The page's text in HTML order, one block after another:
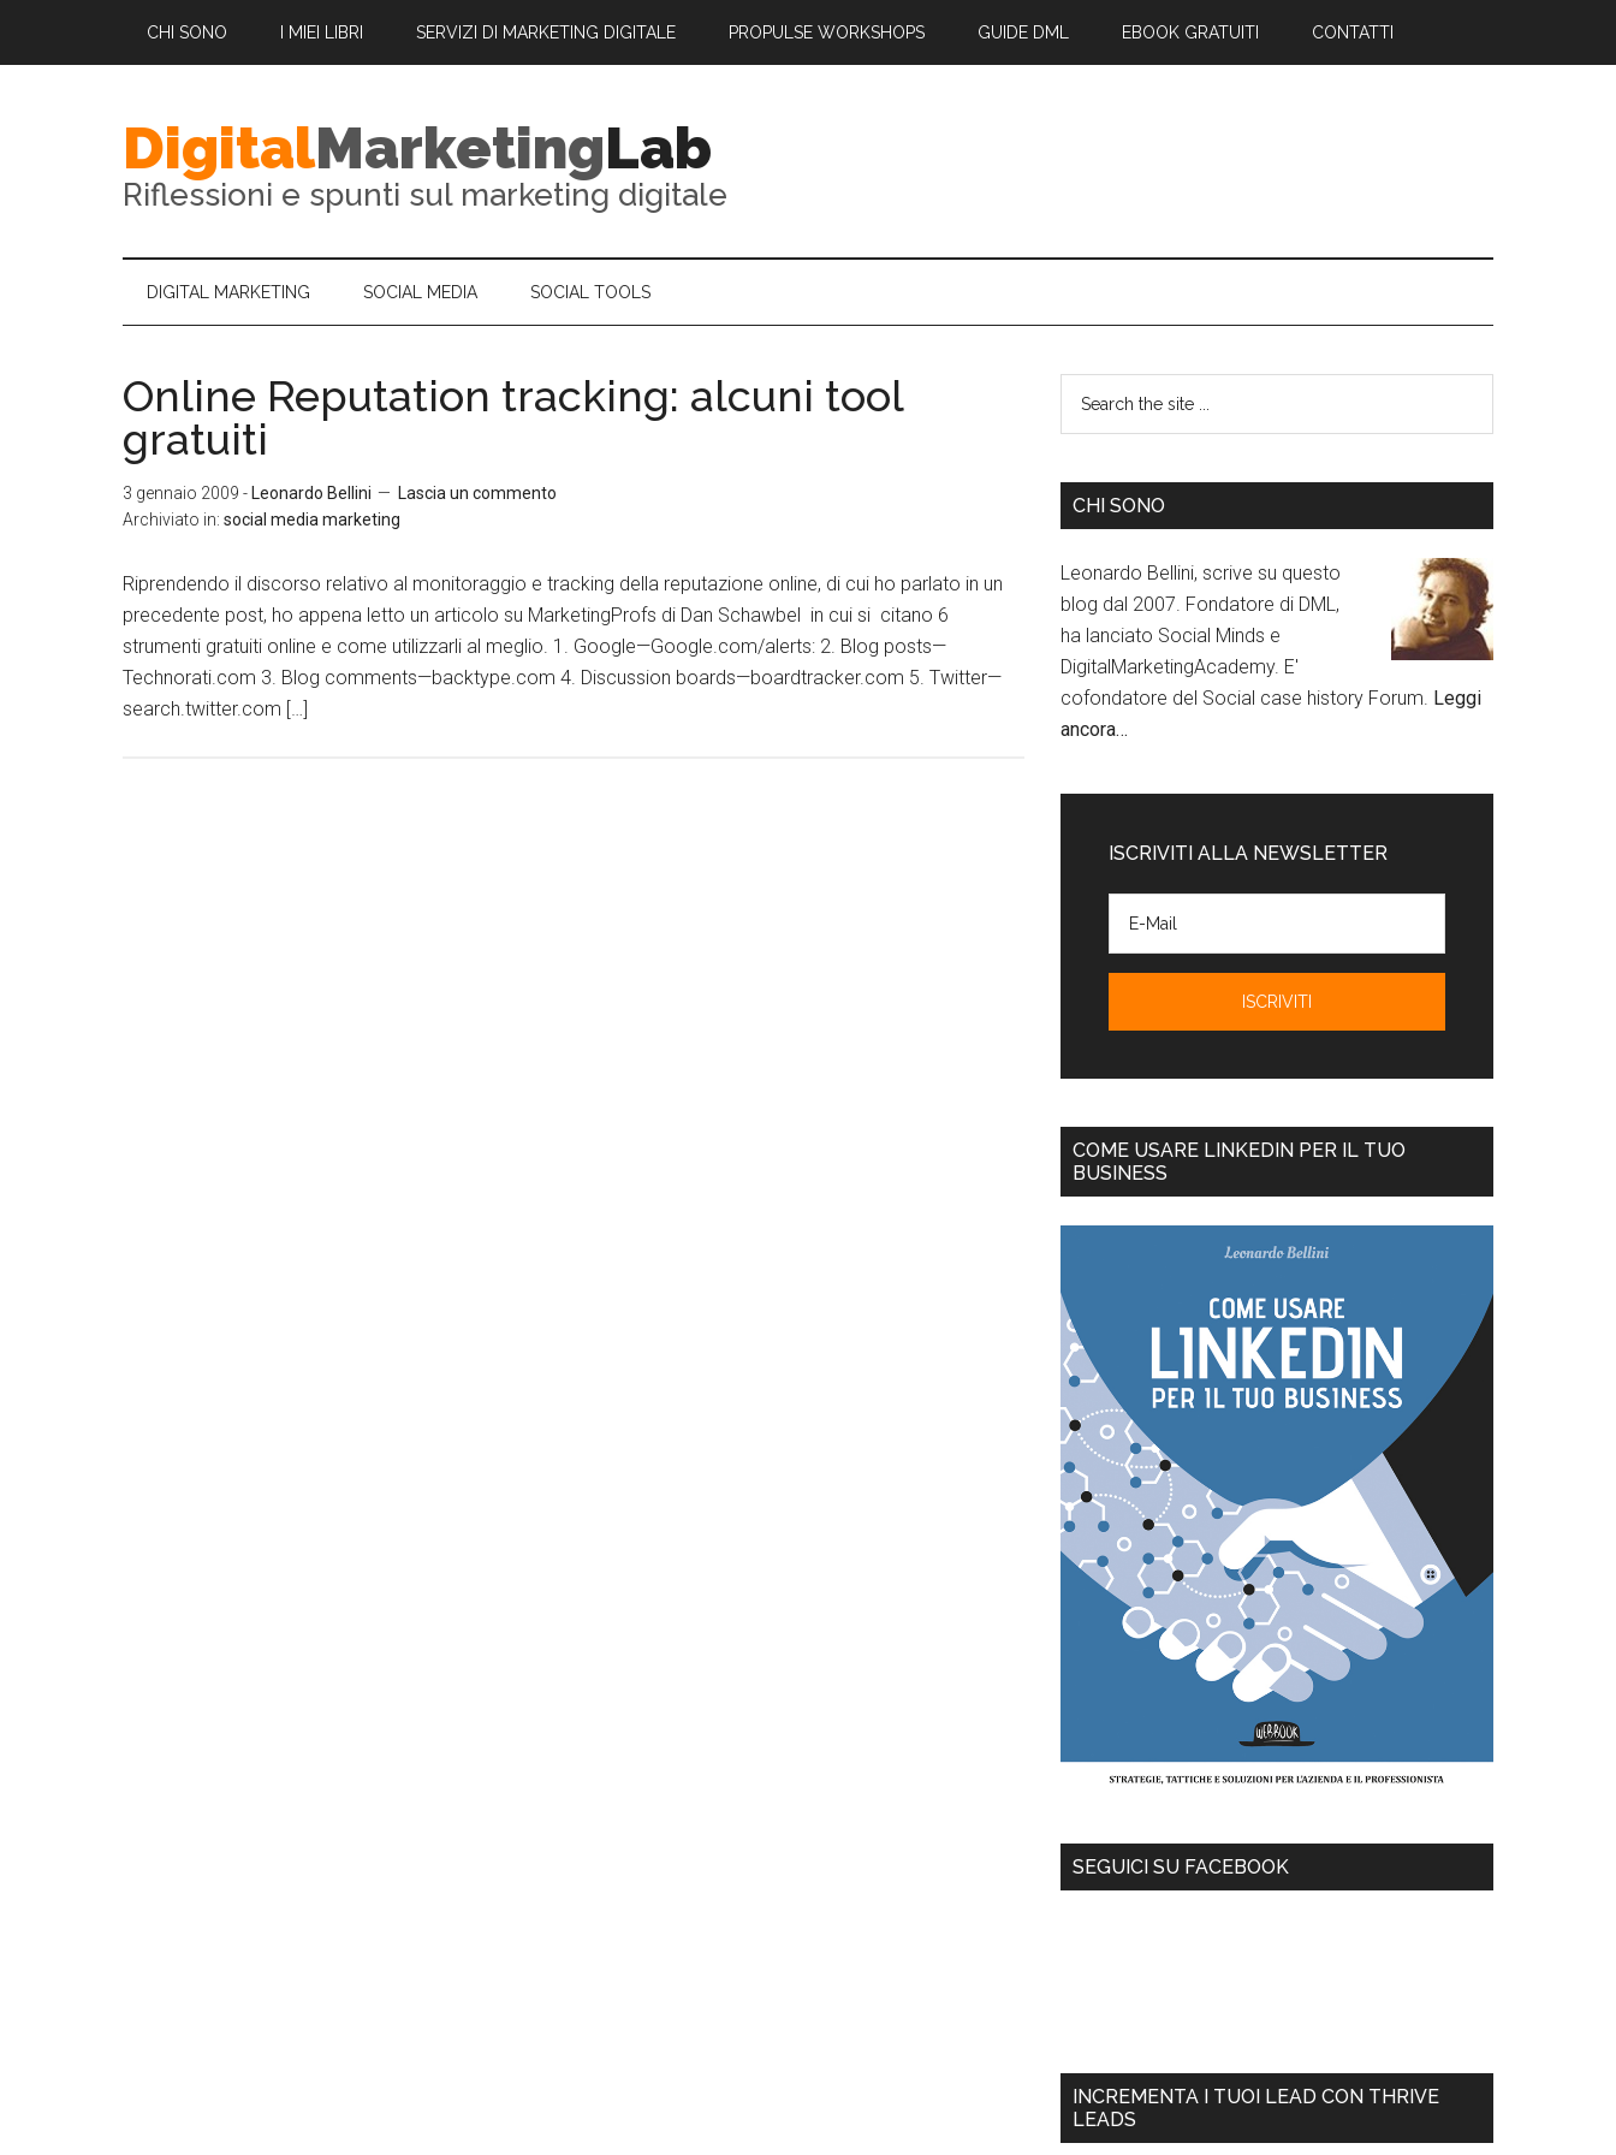
CHI SONO I MIEI LIBRI SERVIZI DI MARKETING DIGITALE PROPULSE WORKSHOPS GUIDE DML EBOOK GRATUITI CONTATTI
DigitalMarketingLab
Riflessioni e spunti sul marketing digitale
DIGITAL MARKETING SOCIAL MEDIA SOCIAL TOOLS
Online Reputation tracking: alcuni tool
gratuiti
3 gennaio 2009 - Leonardo Bellini
Lascia un commento
Archiviato in: social media marketing
Riprendendo il discorso relativo al monitoraggio e tracking della reputazione online, di cui ho parlato in un
precedente post, ho appena letto un articolo su MarketingProfs di Dan Schawbel in cui si citano 6
strumenti gratuiti online e come utilizzarli al meglio. 1. Google—Google.com/alerts: 2. Blog posts—
Technorati.com 3. Blog comments—backtype.com 4. Discussion boards—boardtracker.com 5. Twitter—
search.twitter.com […]
CHI SONO
Leonardo Bellini, scrive su questo
blog dal 2007. Fondatore di DML,
ha lanciato Social Minds e
DigitalMarketingAcademy. E'
cofondatore del Social case history Forum. Leggi
ancora…
ISCRIVITI ALLA NEWSLETTER
COME USARE LINKEDIN PER IL TUO
BUSINESS
SEGUICI SU FACEBOOK
INCREMENTA I TUOI LEAD CON THRIVE
LEADS